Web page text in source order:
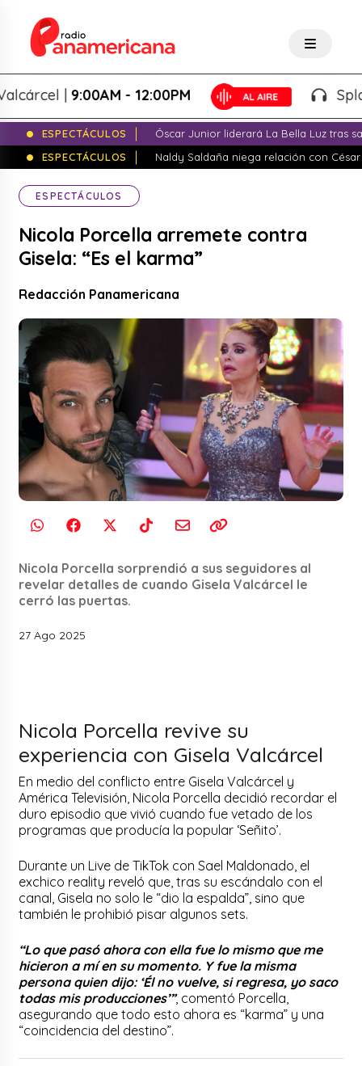
|9:00AM - 12:00PM Splash!
ESPECTÁCULOS
Óscar Junior liderará La Bella Luz tras
ESPECTÁCULOS
Naldy Saldaña niega relación con
ESPECTÁCULOS
Nicola Porcella arremete contra
Gisela: “Es el karma”
Redacción Panamericana
Nicola Porcella sorprendió a sus seguidores al
revelar detalles de cuando Gisela Valcárcel le
cerró las puertas.
27 Ago 2025
Nicola Porcella revive su
experiencia con Gisela Valcárcel
En medio del conflicto entre Gisela Valcárcel y
América Televisión, Nicola Porcella decidió recordar el
duro episodio que vivió cuando fue vetado de los
programas que producía la popular ‘Señito’.
Durante un Live de TikTok con Sael Maldonado, el
exchico reality reveló que, tras su escándalo con el
canal, Gisela no solo le “dio la espalda”, sino que
también le prohibió pisar algunos sets.
“Lo que pasó ahora con ella fue lo mismo que me
hicieron a mí en su momento. Y fue la misma
persona quien dijo: ‘Él no vuelve, si regresa, yo saco
todas mis producciones’”, comentó Porcella,
asegurando que todo esto ahora es “karma” y una
“coincidencia del destino”.